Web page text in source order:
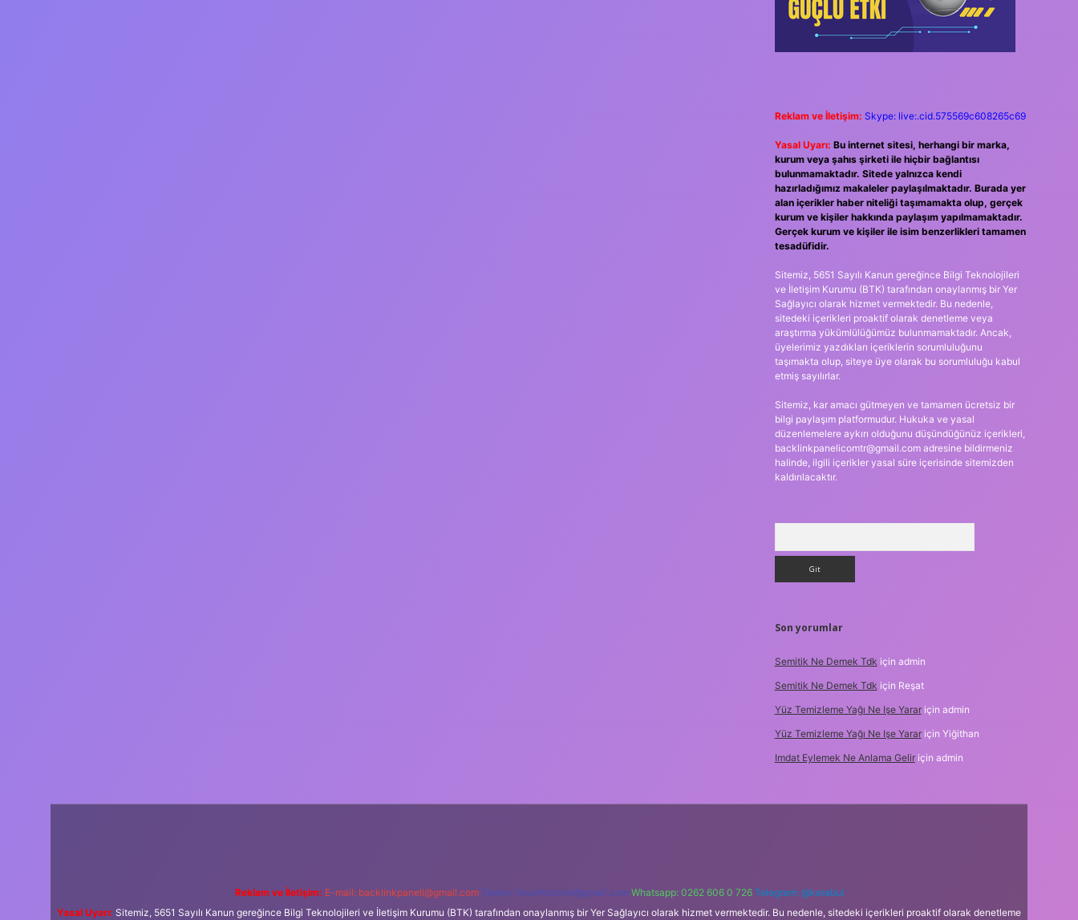
Reklam ve İletişim: Skype: live:.cid.575569c608265c69
Yasal Uyarı: Bu internet sitesi, herhangi bir marka,
kurum veya şahıs şirketi ile hiçbir bağlantısı
bulunmamaktadır. Sitede yalnızca kendi
hazırladığımız makaleler paylaşılmaktadır. Burada yer
alan içerikler haber niteliği taşımamakta olup, gerçek
kurum ve kişiler hakkında paylaşım yapılmamaktadır.
Gerçek kurum ve kişiler ile isim benzerlikleri tamamen
tesadüfidir.
Sitemiz, 5651 Sayılı Kanun gereğince Bilgi Teknolojileri
ve İletişim Kurumu (BTK) tarafından onaylanmış bir Yer
Sağlayıcı olarak hizmet vermektedir. Bu nedenle,
sitedeki içerikleri proaktif olarak denetleme veya
araştırma yükümlülüğümüz bulunmamaktadır. Ancak,
üyelerimiz yazdıkları içeriklerin sorumluluğunu
taşımakta olup, siteye üye olarak bu sorumluluğu kabul
etmiş sayılırlar.
Sitemiz, kar amacı gütmeyen ve tamamen ücretsiz bir
bilgi paylaşım platformudur. Hukuka ve yasal
düzenlemelere aykırı olduğunu düşündüğünüz içerikleri,
backlinkpanelicomtr@gmail.comadresine bildirmeniz
halinde, ilgili içerikler yasal süre içerisinde sitemizden
kaldırılacaktır.
Son yorumlar
Semitik Ne Demek Tdk için admin
Semitik Ne Demek Tdk için Reşat
Yüz Temizleme Yağı Ne Işe Yarariçin admin
Yüz Temizleme Yağı Ne Işe Yarariçin Yiğithan
Imdat Eylemek Ne Anlama Geliriçin admin
Reklam ve İletişim: E-mail: backlinkpaneli@gmail.com Teams: forumhizmeti@gmail.com Whatsapp: 0262 606 0 726 Telegram: @karabul
Yasal Uyarı: Sitemiz, 5651 Sayılı Kanun gereğince Bilgi Teknolojileri ve İletişim Kurumu (BTK) tarafından onaylanmış bir Yer Sağlayıcı olarak hizmet vermektedir. Bu nedenle, sitedeki içerikleri proaktif olarak denetleme